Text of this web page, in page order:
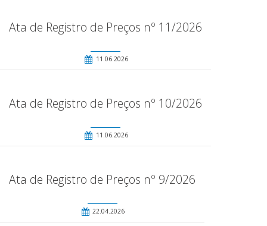
Ata de Registro de Preços nº 11/2026
11.06.2026
Ata de Registro de Preços nº 10/2026
11.06.2026
Ata de Registro de Preços nº 9/2026
22.04.2026